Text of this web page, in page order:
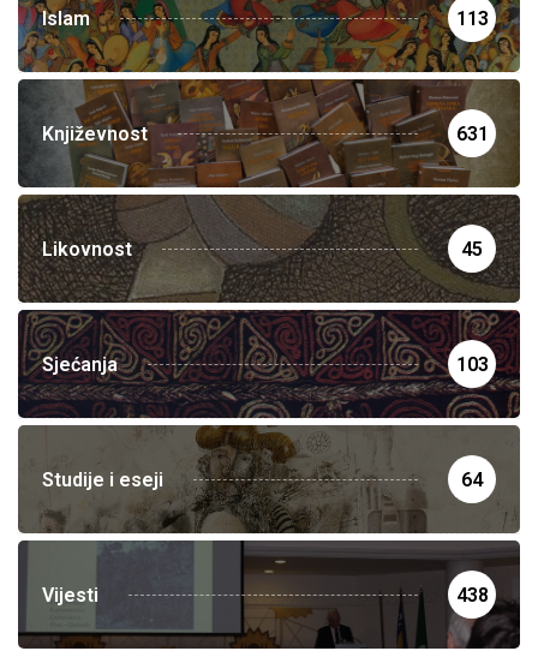
Islam 113
Književnost 631
Likovnost 45
Sjećanja 103
Studije i eseji 64
Vijesti 438